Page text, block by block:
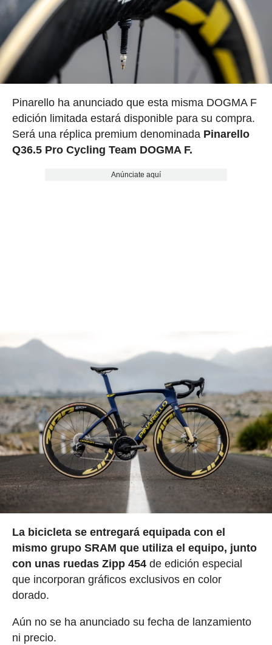
Pinarello ha anunciado que esta misma DOGMA F
edición limitada estará disponible para su compra.
Será una réplica premium denominada Pinarello
Q36.5 Pro Cycling Team DOGMA F.
Anúnciate aquí
La bicicleta se entregará equipada con el
mismo grupo SRAM que utiliza el equipo, junto
con unas ruedas Zipp 454de edición especial
que incorporan gráficos exclusivos en color
dorado.
Aún no se ha anunciado su fecha de lanzamiento
ni precio.